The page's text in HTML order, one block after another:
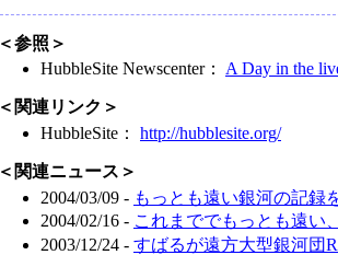
＜参照＞
HubbleSite Newscenter： A Day in the
＜関連リンク＞
HubbleSite： http://hubblesite.org/
＜関連ニュース＞
2004/03/09 - もっとも遠い銀河の記録
2004/02/16 - これまででもっとも遠い
2003/12/24 - すばるが遠方大型銀河団